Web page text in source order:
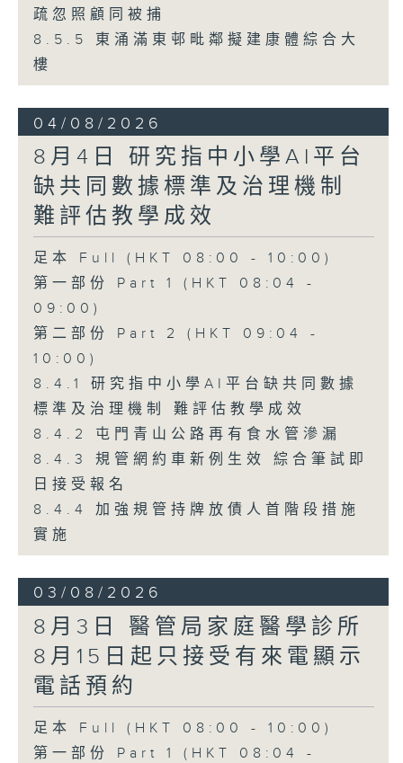
疏忽照顧同被捕
8.5.5 東涌滿東邨毗鄰擬建康體綜合大
樓
04/08/2026
8月4日 研究指中小學AI平台
缺共同數據標準及治理機制
難評估教學成效
足本 Full (HKT 08:00 - 10:00)
第一部份 Part 1 (HKT 08:04 -
09:00)
第二部份 Part 2 (HKT 09:04 -
10:00)
8.4.1 研究指中小學AI平台缺共同數據
標準及治理機制 難評估教學成效
8.4.2 屯門青山公路再有食水管滲漏
8.4.3 規管網約車新例生效 綜合筆試即
日接受報名
8.4.4 加強規管持牌放債人首階段措施
實施
03/08/2026
8月3日 醫管局家庭醫學診所
8月15日起只接受有來電顯示
電話預約
足本 Full (HKT 08:00 - 10:00)
第一部份 Part 1 (HKT 08:04 -